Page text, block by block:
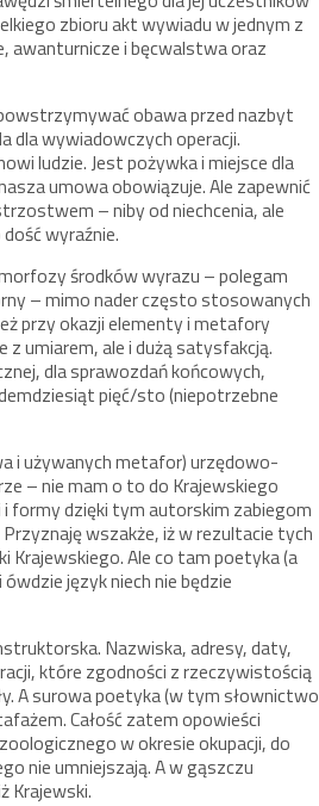
zbioru akt wywiadu w jednym z
awanturnicze i bęcwalstwa oraz
obawa przed nazbyt
dla wywiadowczych operacji.
ludzie. Jest pożywka i miejsce dla
umowa obowiązuje. Ale zapewnić
– niby od niechcenia, ale
wyraźnie.
środków wyrazu – polegam
– mimo nader często stosowanych
przy okazji elementy i metafory
umiarem, ale i dużą satysfakcją.
dla sprawozdań końcowych,
pięć/sto (niepotrzebne
i używanych metafor) urzędowo-
– nie mam o to do Krajewskiego
formy dzięki tym autorskim zabiegom
wszakże, iż w rezultacie tych
Krajewskiego. Ale co tam poetyka (a
język niech nie będzie
Nazwiska, adresy, daty,
które zgodności z rzeczywistością
A surowa poetyka (w tym słownictwo
Całość zatem opowieści
w okresie okupacji, do
nie umniejszają. A w gąszczu
Krajewski.